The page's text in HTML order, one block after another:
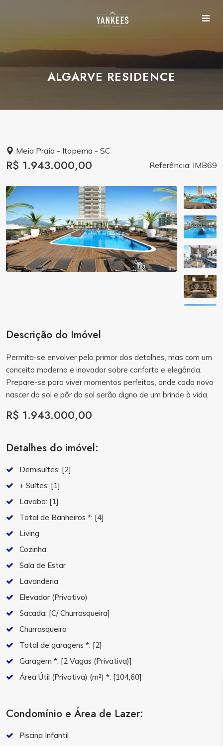
ALGARVE RESIDENCE
Meia Praia - Itapema - SC
R$ 1.943.000,00 Referência: IMB69
Descrição do Imóvel
Permita-se envolver pelo primor dos detalhes, mas com um
conceito moderno e inovador sobre conforto e elegância.
Prepare-se para viver momentos perfeitos, onde cada novo
nascer do sol e pôr do sol serão digno de um brinde à vida.
R$ 1.943.000,00
Detalhes do imóvel:
Demisuítes: [2]
+ Suítes: [1]
Lavabo: [1]
Total de Banheiros *: [4]
Living
Cozinha
Sala de Estar
Lavanderia
Elevador (Privativo)
Sacada: [C/ Churrasqueira]
Churrasqueira
Total de garagens *: [2]
Garagem *: [2 Vagas (Privativa)]
Área Útil (Privativa) (m²) *: [104,60]
Condomínio e Área de Lazer:
Piscina Infantil